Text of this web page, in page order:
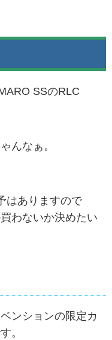
SSのRLC
んなぁ。
はありますので
わないか決めたい
ンションの限定カ
。